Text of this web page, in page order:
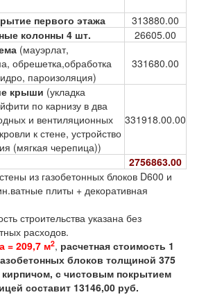
первого этажа
313880.00
колонны 4 шт. 26605.00
(мауэрлат,
обрешетка,обработка
пароизоляция)
331680.00
крыши (укладка
по карнизу в два
и вентиляционных
к стене, устройство
(мягкая черепица))
331918.00.00
2756863.00
из газобетонных блоков D600 и
плиты + декоративная
строительства указана без
расходов.
= 209,7 м2, расчетная стоимость 1
блоков толщиной 375
с чистовым покрытием
составит 13146,00 руб.